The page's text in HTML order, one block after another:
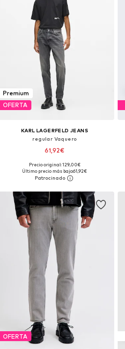
Premium
OFERTA
KARL LAGERFELD JEANS
regular Vaquero
61,92€
Añadir a la cesta
Precio original: 129,00€
Último precio más bajo:61,92€
OFERTA